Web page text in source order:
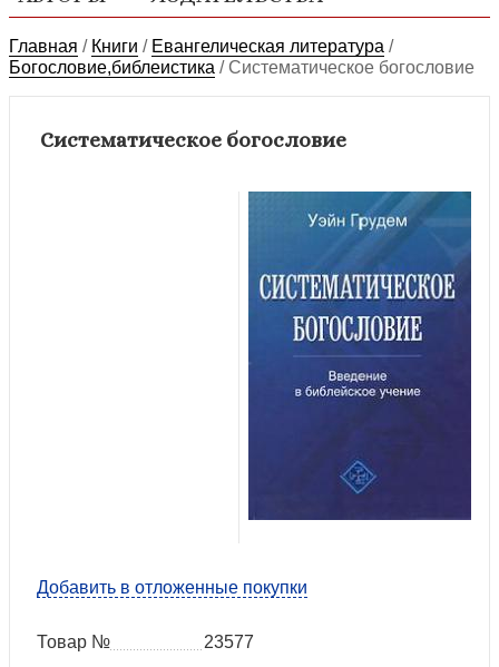
Главная / Книги / Евангелическая литература /
Богословие,библеистика /Систематическое богословие
Систематическое богословие
Добавить в отложенные покупки
Товар №
23577